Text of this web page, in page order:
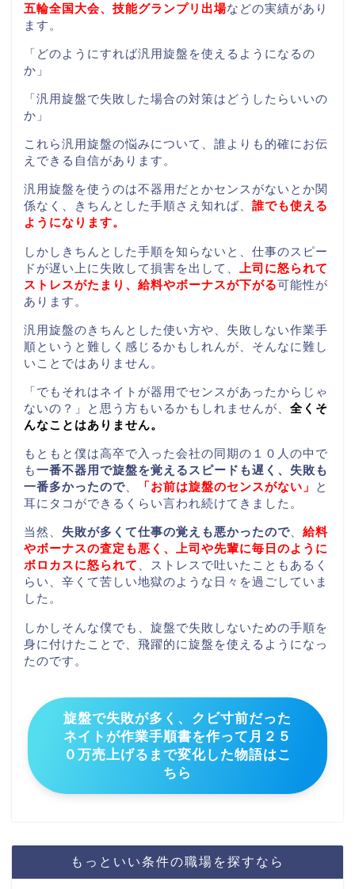
五輪全国大会、技能グランプリ出場などの実績があり
ます。
「どのようにすれば汎用旋盤を使えるようになるの
か」
「汎用旋盤で失敗した場合の対策はどうしたらいいの
か」
これら汎用旋盤の悩みについて、誰よりも的確にお伝
えできる自信があります。
汎用旋盤を使うのは不器用だとかセンスがないとか関
係なく、きちんとした手順さえ知れば、 誰でも使える
ようになります。
しかしきちんとした手順を知らないと、仕事のスピー
ドが遅い上に失敗して損害を出して、
上司に怒られて
ストレスがたまり、給料やボーナスが下がる可能性が
あります。
汎用旋盤のきちんとした使い方や、失敗しない作業手
順というと難しく感じるかもしれんが、そんなに難し
いことではありません。
「でもそれはネイトが器用でセンスがあったからじゃ
ないの？」と思う方もいるかもしれませんが、 全くそ
んなことはありません。
もともと僕は高卒で入った会社の同期の１０人の中で
も一番不器用で旋盤を覚えるスピードも遅く、失敗も
一番多かったので
「お前は旋盤のセンスがない」
と
耳にタコができるくらい言われ続けてきました。
当然、 失敗が多くて仕事の覚えも悪かったので、 給料
やボーナスの査定も悪く、上司や先輩に毎日のように
ボロカスに怒られて 、ストレスで吐いたこともあるく
らい、辛くて苦しい地獄のような日々を過ごしていま
した。
しかしそんな僕でも、旋盤で失敗しないための手順を
身に付けたことで、飛躍的に旋盤を使えるようになっ
たのです。
旋盤で失敗が多く、クビ寸前だった
ネイトが作業手順書を作って月２５
０万売上げるまで変化した物語はこ
ちら
もっといい条件の職場を探すなら